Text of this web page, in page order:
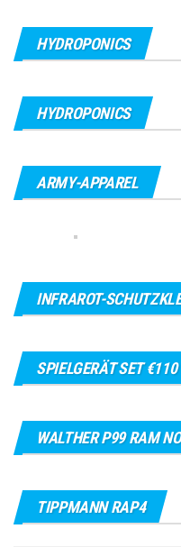
HYDROPONICS
HYDROPONICS
ARMY-APPAREL
INFRAROT-
SPIELGERÄT SET €110
WALTHER P99 RAM
TIPPMANN RAP4